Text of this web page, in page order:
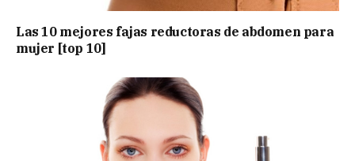
Las 10 mejores fajas reductoras de abdomen para
mujer [top 10]